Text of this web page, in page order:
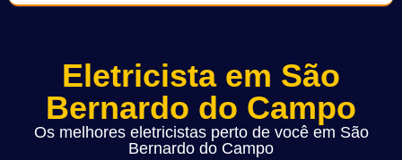
Eletricista em São
Bernardo do Campo
Os melhores eletricistas perto de você em São
Bernardo do Campo